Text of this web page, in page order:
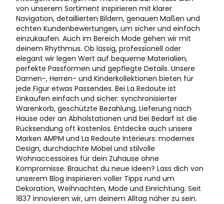
von unserem Sortiment inspirieren mit klarer
Navigation, detaillierten Bildern, genauen Maßen und
echten Kundenbewertungen, um sicher und einfach
einzukaufen. Auch im Bereich Mode gehen wir mit
deinem Rhythmus. Ob lässig, professionell oder
elegant wir legen Wert auf bequeme Materialien,
perfekte Passformen und gepflegte Details. Unsere
Damen-, Herren- und Kinderkollektionen bieten für
jede Figur etwas Passendes. Bei La Redoute ist
Einkaufen einfach und sicher: synchronisierter
Warenkorb, geschützte Bezahlung, Lieferung nach
Hause oder an Abholstationen und bei Bedarf ist die
Rücksendung oft kostenlos. Entdecke auch unsere
Marken AMPM und La Redoute Intérieurs: modernes
Design, durchdachte Möbel und stilvolle
Wohnaccessoires für dein Zuhause ohne
Kompromisse. Brauchst du neue Ideen? Lass dich von
unserem Blog inspirieren voller Tipps rund um
Dekoration, Weihnachten, Mode und Einrichtung. Seit
1837 innovieren wir, um deinem Alltag näher zu sein.